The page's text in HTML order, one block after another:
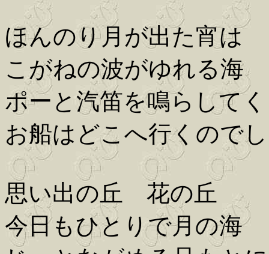
ほんのり月が出た宵は
こがねの波がゆれる海
ポーと汽笛を鳴らしてく
お船はどこへ行くので
思い出の丘 花の丘
今日もひとりで月の海